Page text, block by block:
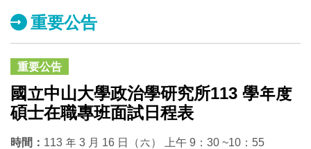
重要公告
重要公告
國立中山大學政治學研究所113 學年度
碩士在職專班面試日程表
時間： 113 年 3 月 16 日（六） 上午 9：30 ~10：55